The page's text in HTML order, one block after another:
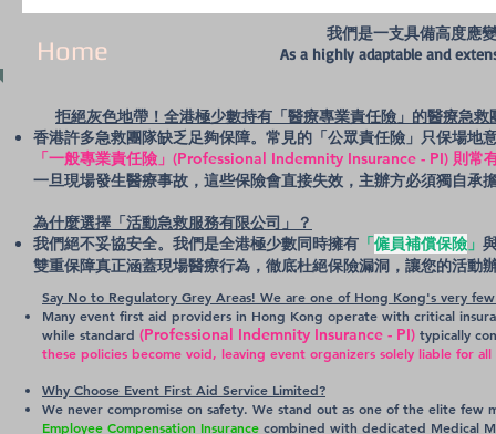
Home
我們是一支具備高度應
As a highly adaptable and
拒絕灰色地帶！全港極少數持有「醫療專業責任險」的醫療急救
香港許多急救團隊缺乏足夠保障。常見的「公眾責任險」只保場地
「一般專業責任險」 (Professional Indemnity Insurance - PI) 則常
一旦現場發生醫療事故，這些保險會直接失效，主辦方必須獨自承
​為什麼選擇「活動急救服務有限公司」？
我們絕不妥協安全。我們是全港極少數同時擁有 「僱員補償保險 」
雙重保障真正涵蓋現場醫療行為，徹底杜絕保險漏洞，讓您的活動
Say No to Regulatory Grey Areas! We are one of Hong Kong's very
Many event first aid providers in Hong Kong operate with critical
while standard (Professional Indemnity Insurance - PI) typically
these policies become void, leaving event organizers solely liable for
Why Choose Event First Aid Service Limited?
We never compromise on safety. We stand out as one of the elite few
Employee Compensation Insurance combined with dedicated Medical